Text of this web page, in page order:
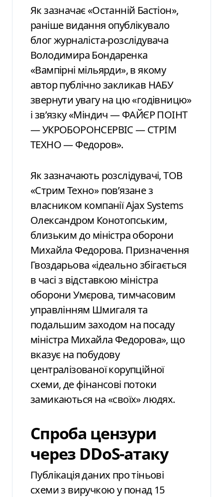
Як зазначає «Останній Бастіон»,
раніше видання опублікувало
блог журналіста-розслідувача
Володимира Бондаренка
«Вампірні мільярди», в якому
автор публічно закликав НАБУ
звернути увагу на цю «годівницю»
і зв’язку «Міндич — ФАЙЄР ПОІНТ
— УКРОБОРОНСЕРВІС — СТРІМ
ТЕХНО — Федоров».
Як зазначають розслідувачі, ТОВ
«Стрим Техно» пов’язане з
власником компанії Ajax Systems
Олександром Конотопським,
близьким до міністра оборони
Михайла Федорова. Призначення
Гвоздарьова «ідеально збігається
в часі з відставкою міністра
оборони Умєрова, тимчасовим
управлінням Шмигаля та
подальшим заходом на посаду
міністра Михайла Федорова», що
вказує на побудову
централізованої корупційної
схеми, де фінансові потоки
замикаються на «своїх» людях.
Спроба цензури
через DDoS-атаку
Публікація даних про тіньові
схеми з виручкою у понад 15